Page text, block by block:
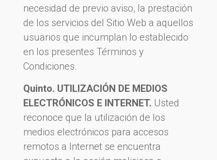
necesidad de previo aviso, la prestación
de los servicios del Sitio Web a aquellos
usuarios que incumplan lo establecido
en los presentes Términos y
Condiciones.
Quinto. UTILIZACIÓN DE MEDIOS
ELECTRÓNICOS E INTERNET. Usted
reconoce que la utilización de los
medios electrónicos para accesos
remotos a Internet se encuentra